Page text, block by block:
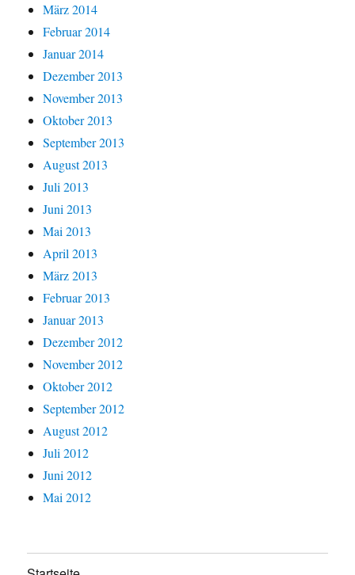
März 2014
Februar 2014
Januar 2014
Dezember 2013
November 2013
Oktober 2013
September 2013
August 2013
Juli 2013
Juni 2013
Mai 2013
April 2013
März 2013
Februar 2013
Januar 2013
Dezember 2012
November 2012
Oktober 2012
September 2012
August 2012
Juli 2012
Juni 2012
Mai 2012